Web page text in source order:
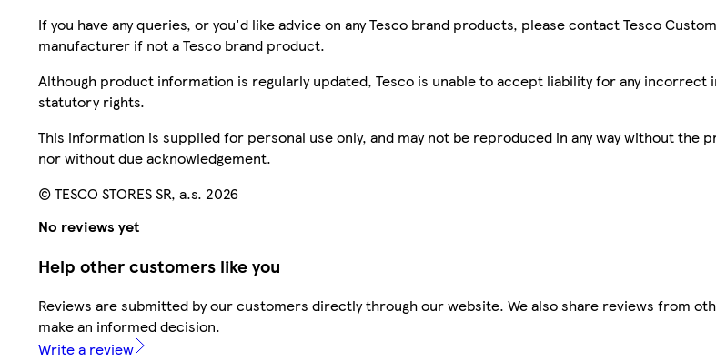
If you have any queries, or you'd like advice on any Tesco brand products, please contact Tesco
manufacturer if not a Tesco brand product.
Although product information is regularly updated, Tesco is unable to accept liability for any incorrect
statutory rights.
This information is supplied for personal use only, and may not be reproduced in any way without the
nor without due acknowledgement.
© TESCO STORES SR, a.s. 2026
No reviews yet
Help other customers like you
Reviews are submitted by our customers directly through our website. We also share reviews from
make an informed decision.
Write a review